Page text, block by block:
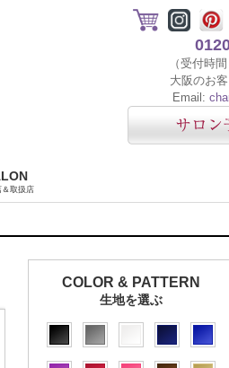
（受付時
大阪のお
Email:
＆取扱店
COLOR & PATTERN
生地を選ぶ